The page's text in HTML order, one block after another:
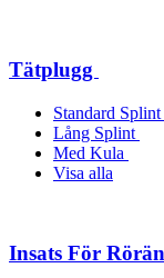
Tätplugg
Standard Splint
Lång Splint
Med Kula
Visa alla
Insats För